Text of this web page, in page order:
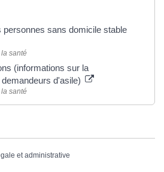
personnes sans domicile stable
santé
(informations sur la
d'asile)
santé
et administrative